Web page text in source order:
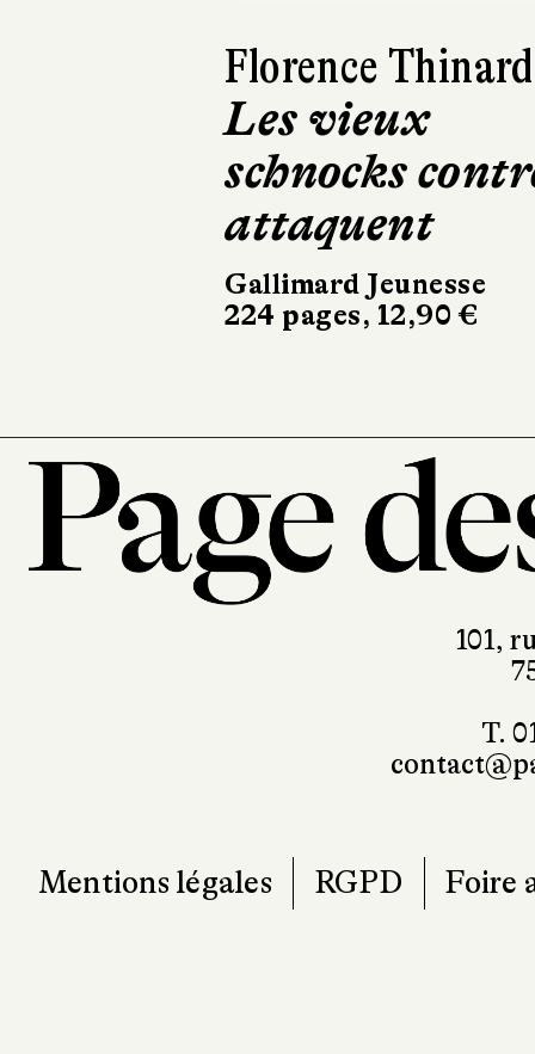
Harry Gruyaert
Je vois rouge
Hélium
32 pages, 21,90 €
101,
T.
RGPD Foire